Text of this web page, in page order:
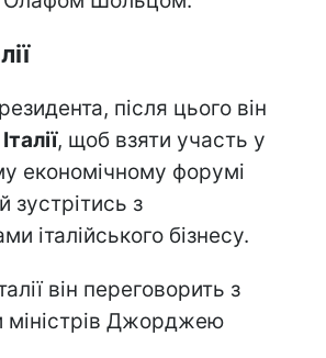
після цього він
, щоб взяти участь у
економічному форумі
зустрітись з
італійського бізнесу.
він переговорить з
міністрів Джорджею